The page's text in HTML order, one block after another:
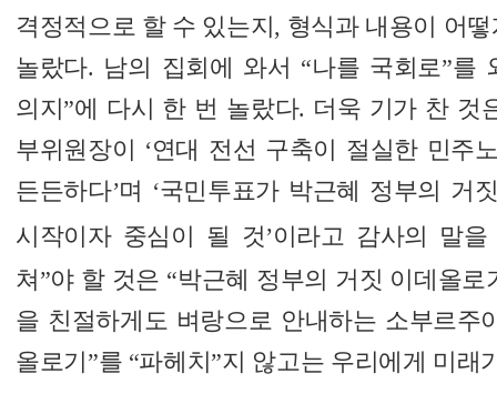
격정적으로 할 수 있는지, 형식과 내용이 어
놀랐다. 남의 집회에 와서 “나를 국회로”를
의지”에 다시 한 번 놀랐다. 더욱 기가 찬 것
부위원장이 ‘연대 전선 구축이 절실한 민주
든든하다’며 ‘국민투표가 박근혜 정부의 거
시작이자 중심이 될 것’이라고 감사의 말을
쳐”야 할 것은 “박근혜 정부의 거짓 이데올
을 친절하게도 벼랑으로 안내하는 소부르주
올로기”를 “파헤치”지 않고는 우리에게 미래